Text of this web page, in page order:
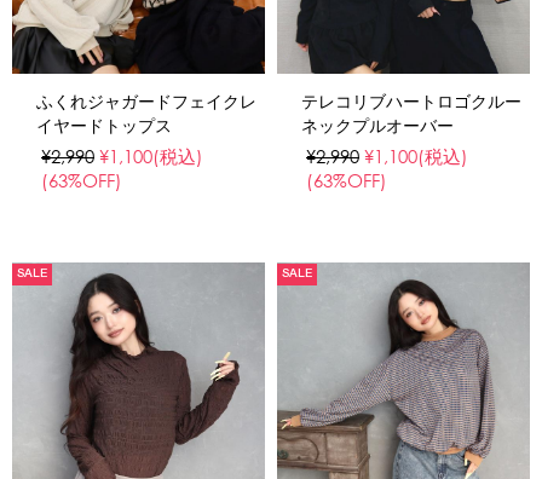
ふくれジャガードフェイクレ
イヤードトップス
¥2,990 ¥1,100(税込)
(63%OFF)
テレコリブハートロゴクルー
ネックプルオーバー
¥2,990 ¥1,100(税込)
(63%OFF)
SALE SALE